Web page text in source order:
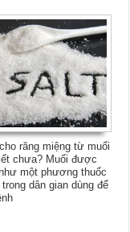
răng miệng từ muối
chưa? Muối được
một phương thuốc
dân gian dùng để